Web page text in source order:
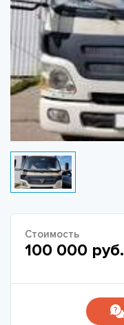
Стоимость
100 000 руб.